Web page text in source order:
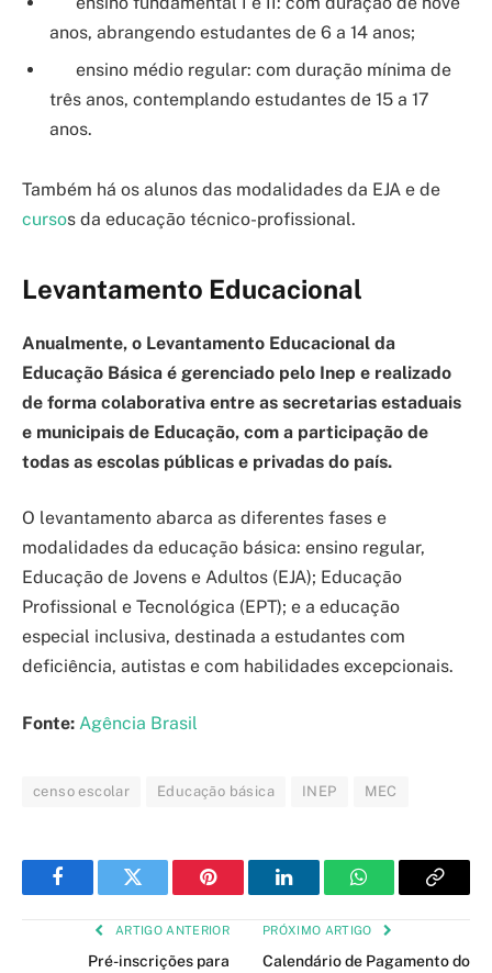
anos, abrangendo estudantes de 6 a 14 anos;
ensino médio regular: com duração mínima de
três anos, contemplando estudantes de 15 a 17
anos.
Também há os alunos das modalidades da EJA e de
cursos da educação técnico-profissional.
Levantamento Educacional
Anualmente, o Levantamento Educacional da
Educação Básica é gerenciado pelo Inep e realizado
de forma colaborativa entre as secretarias estaduais
e municipais de Educação, com a participação de
todas as escolas públicas e privadas do país.
O levantamento abarca as diferentes fases e
modalidades da educação básica: ensino regular,
Educação de Jovens e Adultos (EJA); Educação
Profissional e Tecnológica (EPT); e a educação
especial inclusiva, destinada a estudantes com
deficiência, autistas e com habilidades excepcionais.
Fonte: Agência Brasil
censo escolar Educação básica INEP MEC
FacebookTwitter Pinterest LinkedInWhatsAppCopy
ARTIGO ANTERIOR
Pré-inscrições para
PRÓXIMO ARTIGO
Calendário de Pagamento do